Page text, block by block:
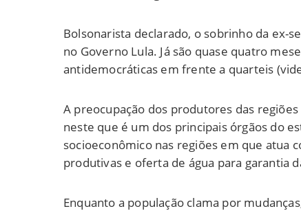
Bolsonarista declarado, o sobrinho da ex-
no Governo Lula. Já são quase quatro
antidemocráticas em frente a quarteis
A preocupação dos produtores das
neste que é um dos principais órgãos do
socioeconômico nas regiões em que atua
produtivas e oferta de água para garantia
Enquanto a população clama por